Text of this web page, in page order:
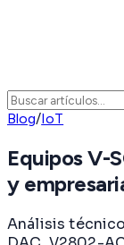
Blog/IoT
Equipos V-
y
Análisis